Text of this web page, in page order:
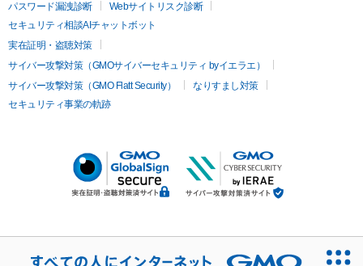
パスワード漏洩診断
Webサイトリスク診断
セキュリティ相談AIチャットボット
実在証明・盗聴対策
サイバー攻撃対策（GMOサイバーセキュリティ byイエラエ）
サイバー攻撃対策（GMO Flatt Security）
なりすまし対策
セキュリティ事業の軌跡